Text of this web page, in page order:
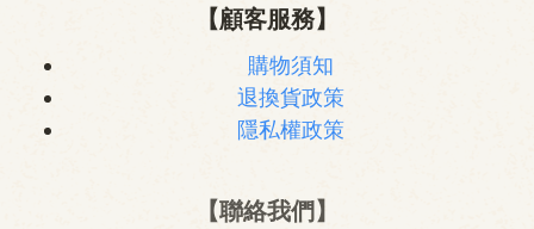
【顧客服務】
購物須知
退換貨政策
隱私權政策
【聯絡我們】